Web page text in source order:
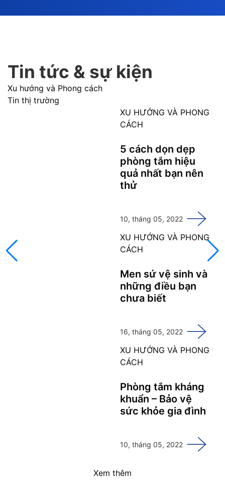
Tin tức & sự kiện
Xu hướng và Phong cách
Tin thị trường
XU HƯỚNG VÀ PHONG
CÁCH
5 cách dọn dẹp
phòng tắm hiệu
quả nhất bạn nên
thử
10, tháng 05, 2022
XU HƯỚNG VÀ PHONG
CÁCH
Men sứ vệ sinh và
những điều bạn
chưa biết
16, tháng 05, 2022
XU HƯỚNG VÀ PHONG
CÁCH
Phòng tắm kháng
khuẩn – Bảo vệ
sức khỏe gia đình
10, tháng 05, 2022
Xem thêm